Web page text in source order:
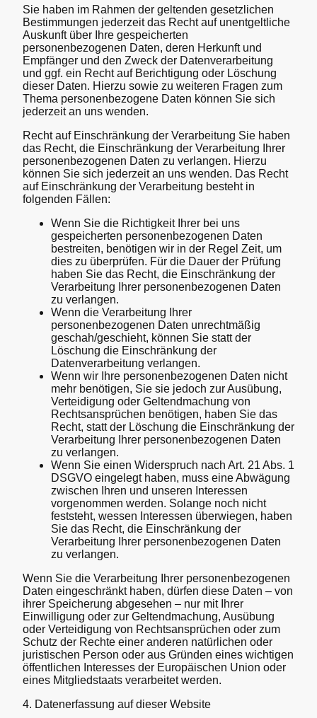
Sie haben im Rahmen der geltenden gesetzlichen
Bestimmungen jederzeit das Recht auf unentgeltliche
Auskunft über Ihre gespeicherten
personenbezogenen Daten, deren Herkunft und
Empfänger und den Zweck der Datenverarbeitung
und ggf. ein Recht auf Berichtigung oder Löschung
dieser Daten. Hierzu sowie zu weiteren Fragen zum
Thema personenbezogene Daten können Sie sich
jederzeit an uns wenden.
Recht auf Einschränkung der Verarbeitung Sie haben
das Recht, die Einschränkung der Verarbeitung Ihrer
personenbezogenen Daten zu verlangen. Hierzu
können Sie sich jederzeit an uns wenden. Das Recht
auf Einschränkung der Verarbeitung besteht in
folgenden Fällen:
Wenn Sie die Richtigkeit Ihrer bei uns
gespeicherten personenbezogenen Daten
bestreiten, benötigen wir in der Regel Zeit, um
dies zu überprüfen. Für die Dauer der Prüfung
haben Sie das Recht, die Einschränkung der
Verarbeitung Ihrer personenbezogenen Daten
zu verlangen.
Wenn die Verarbeitung Ihrer
personenbezogenen Daten unrechtmäßig
geschah/geschieht, können Sie statt der
Löschung die Einschränkung der
Datenverarbeitung verlangen.
Wenn wir Ihre personenbezogenen Daten nicht
mehr benötigen, Sie sie jedoch zur Ausübung,
Verteidigung oder Geltendmachung von
Rechtsansprüchen benötigen, haben Sie das
Recht, statt der Löschung die Einschränkung der
Verarbeitung Ihrer personenbezogenen Daten
zu verlangen.
Wenn Sie einen Widerspruch nach Art. 21 Abs. 1
DSGVO eingelegt haben, muss eine Abwägung
zwischen Ihren und unseren Interessen
vorgenommen werden. Solange noch nicht
feststeht, wessen Interessen überwiegen, haben
Sie das Recht, die Einschränkung der
Verarbeitung Ihrer personenbezogenen Daten
zu verlangen.
Wenn Sie die Verarbeitung Ihrer personenbezogenen
Daten eingeschränkt haben, dürfen diese Daten – von
ihrer Speicherung abgesehen – nur mit Ihrer
Einwilligung oder zur Geltendmachung, Ausübung
oder Verteidigung von Rechtsansprüchen oder zum
Schutz der Rechte einer anderen natürlichen oder
juristischen Person oder aus Gründen eines wichtigen
öffentlichen Interesses der Europäischen Union oder
eines Mitgliedstaats verarbeitet werden.
4. Datenerfassung auf dieser Website